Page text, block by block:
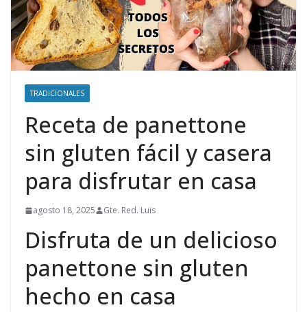
TRADICIONALES
Receta de panettone
sin gluten fácil y casera
para disfrutar en casa
agosto 18, 2025 Gte. Red. Luis
Disfruta de un delicioso
panettone sin gluten
hecho en casa